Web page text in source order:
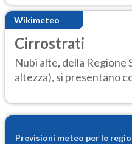
Wikimeteo
Cirrostrati
Nubi alte, della Regione
altezza), si presentano
Previsioni meteo per le